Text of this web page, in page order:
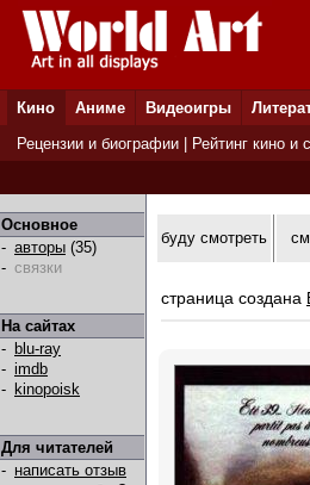
Кино Аниме Видеоигры
Рецензии и биографии
Рейтинг кино и
Основное
- авторы (35)
- связки
На сайтах
- blu-ray
- imdb
- kinopoisk
Для читателей
- написать отзыв
буду смотреть
страница создана